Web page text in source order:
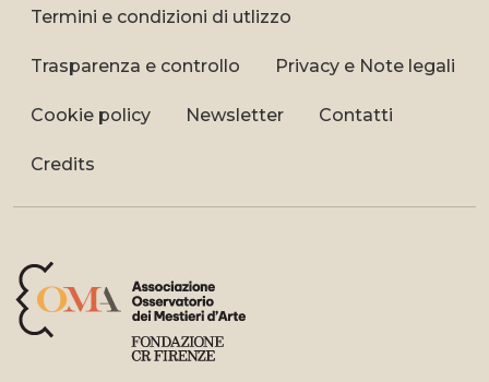
Termini e condizioni di utlizzo
Trasparenza e controllo Privacy e Note legali
Cookie policy Newsletter Contatti
Credits